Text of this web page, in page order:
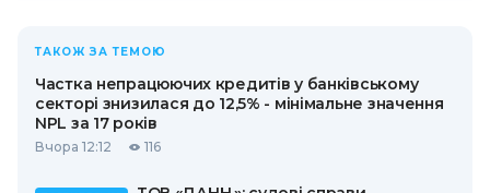
ТАКОЖ ЗА ТЕМОЮ
Частка непрацюючих кредитів у банківському
секторі знизилася до 12,5% - мінімальне значення
NPL за 17 років
Вчора 12:12 116